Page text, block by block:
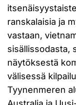
ranskalaisia ja
vastaan,
sisällissodasta,
näytöksestä
välisessä
Tyynenmeren